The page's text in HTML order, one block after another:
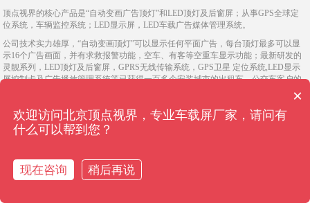
顶点视界的核心产品是“自动变画广告顶灯”和LED顶灯及后窗屏；从事GPS全球定
位系统，车辆监控系统；LED显示屏，LED车载广告媒体管理系统。
公司技术实力雄厚，“自动变画顶灯”可以显示任何平面广告，每台顶灯最多可以显
示16个广告画面，并有求救报警功能，空车、有客等空重车显示功能；最新研发的
灵靓系列，LED顶灯及后窗屏，GPRS无线传输系统，GPS卫星 定位系统,LED显示
屏控制卡及广告播放管理系统等已获得一百多个安装城市的出租车、公交车客户的
公司遵循“技术创新服务市场，科技推动传媒发展”，不断拓展，完善产品及服务体
系。立足国内，放眼国际，为传媒业提供新型、可靠、高性价比的广告产品，让移
动广告传媒成为真正的“顶点视界”！
版权所有：北京顶点视界交通科技有限公司 Copyright © 2022 All Rights Reserved
ICP备2022002017号-2
×
欢迎访问北京顶点视界，专业车载屏厂家，请问有
什么可以帮到您？
现在咨询
稍后再说
在线咨询